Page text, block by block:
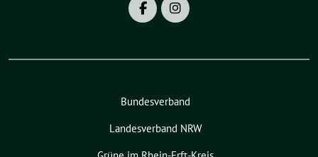
Bundesverband
Landesverband NRW